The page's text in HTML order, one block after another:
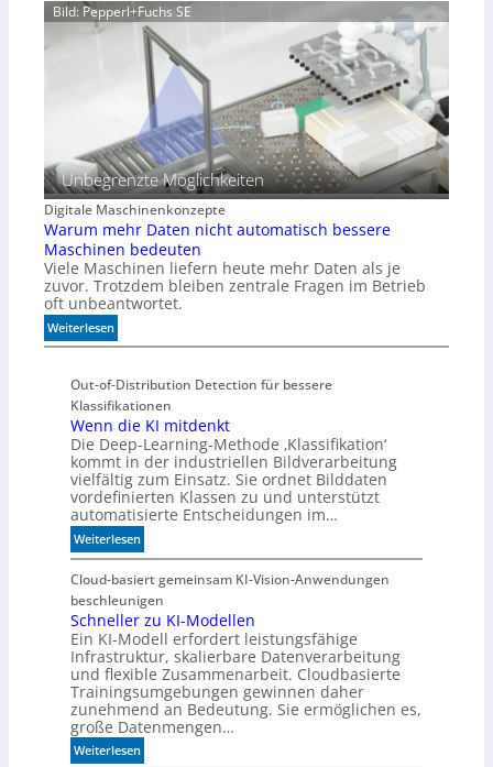
z
ü
r
d
i
e
K
I
-
Ä
r
a
Bild: Pepperl+Fuchs SE
Unbegrenzte Möglichkeiten
Digitale Maschinenkonzepte
Warum mehr Daten nicht automatisch bessere
Maschinen bedeuten
Viele Maschinen liefern heute mehr Daten als je
zuvor. Trotzdem bleiben zentrale Fragen im Betrieb
oft unbeantwortet.
Weiterlesen:
W
r
u
m
m
e
h
r
D
a
t
e
n
n
i
c
h
t
a
u
t
Out-of-Distribution Detection für bessere
Klassifikationen
Wenn die KI mitdenkt
Die Deep-Learning-Methode ‚Klassifikation‘
kommt in der industriellen Bildverarbeitung
vielfältig zum Einsatz. Sie ordnet Bilddaten
vordefinierten Klassen zu und unterstützt
automatisierte Entscheidungen im…
Weiterlesen:
W
e
n
n
d
i
e
K
I
m
i
Cloud-basiert gemeinsam KI-Vision-Anwendungen
beschleunigen
Schneller zu KI-Modellen
Ein KI-Modell erfordert leistungsfähige
Infrastruktur, skalierbare Datenverarbeitung
und flexible Zusammenarbeit. Cloudbasierte
Trainingsumgebungen gewinnen daher
zunehmend an Bedeutung. Sie ermöglichen es,
große Datenmengen…
Weiterlesen: